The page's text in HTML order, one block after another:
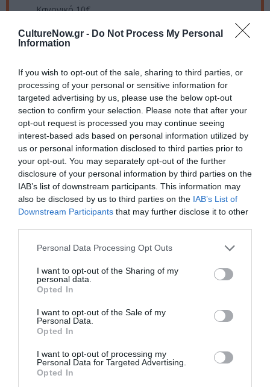
CultureNow.gr - Do Not Process My Personal
Information
If you wish to opt-out of the sale, sharing to third parties, or
processing of your personal or sensitive information for
targeted advertising by us, please use the below opt-out
section to confirm your selection. Please note that after your
opt-out request is processed you may continue seeing
interest-based ads based on personal information utilized by
us or personal information disclosed to third parties prior to
your opt-out. You may separately opt-out of the further
disclosure of your personal information by third parties on the
IAB’s list of downstream participants. This information may
also be disclosed by us to third parties on the IAB’s List of
Downstream Participants that may further disclose it to other
Personal Data Processing Opt Outs
I want to opt-out of the Sharing of my
personal data.
Opted In
I want to opt-out of the Sale of my
Personal Data.
Opted In
I want to opt-out of processing my
Personal Data for Targeted Advertising.
Opted In
Κανονικό 10€
Πληροφορίες / Κρατήσεις:
Ακολουθήστε το Culturenow.gr στοGoogle News
μάθετε πρώτοι όλες τις ειδήσεις
Δείτε όλα τατελευταία νέαγια την Τέχνη και τον
Πολιτισμό στοCulturenow.gr
Νέοι Διαγωνισμοί ❯
Tags
ΕΛΛΗΝΙΚΟ ΕΡΓΟ
ΘΕΑΤΡΙΚΕΣ ΠΑΡΑΣΤΑΣΕΙΣ 2024 - 2025
ΜΟΥΣΙΚΟΘΕΑΤΡΙΚΕΣ ΠΑΡΑΣΤΑΣΕΙΣ
Newsletter
την Τέχνη και τον Πολιτισμό!